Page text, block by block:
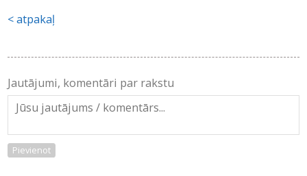
atpakaļ
Jautājumi, komentāri par rakstu
Pievienot